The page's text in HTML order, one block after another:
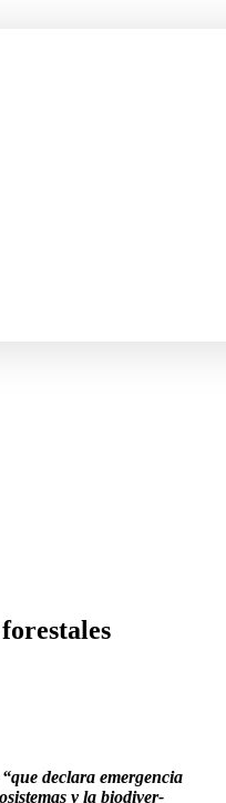
declara emergen­cia
y la biodiver­